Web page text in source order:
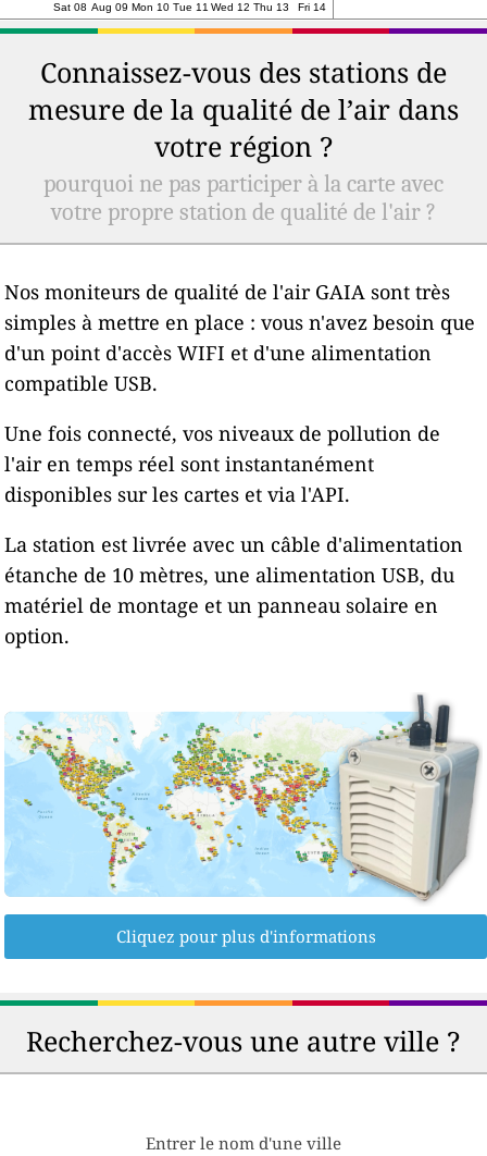
Sat 08 Aug 09 Mon 10 Tue 11 Wed 12 Thu 13 Fri 14
Connaissez-vous des stations de
mesure de la qualité de l’air dans
votre région ?
pourquoi ne pas participer à la carte avec
votre propre station de qualité de l'air ?
Nos moniteurs de qualité de l'air GAIA sont très
simples à mettre en place : vous n'avez besoin que
d'un point d'accès WIFI et d'une alimentation
compatible USB.
Une fois connecté, vos niveaux de pollution de
l'air en temps réel sont instantanément
disponibles sur les cartes et via l'API.
La station est livrée avec un câble d'alimentation
étanche de 10 mètres, une alimentation USB, du
matériel de montage et un panneau solaire en
option.
Cliquez pour plus d'informations
Recherchez-vous une autre ville ?
Entrer le nom d'une ville